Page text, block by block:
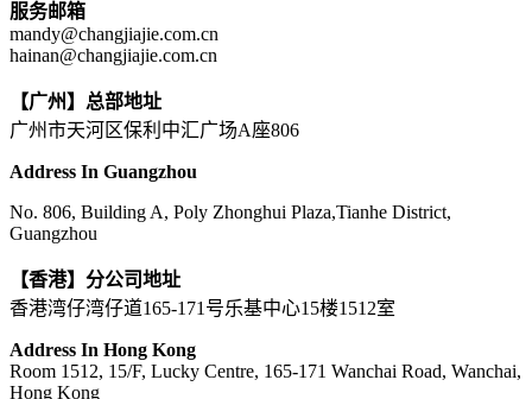
服务邮箱
mandy@changjiajie.com.cn
hainan@changjiajie.com.cn
【广州】总部地址
广州市天河区保利中汇广场A座806
Address In Guangzhou
No. 806, Building A, Poly Zhonghui Plaza,Tianhe District,
Guangzhou
【香港】分公司地址
香港湾仔湾仔道165-171号乐基中心15楼1512室
Address In Hong Kong
Room 1512, 15/F, Lucky Centre, 165-171 Wanchai Road, Wanchai,
Hong Kong